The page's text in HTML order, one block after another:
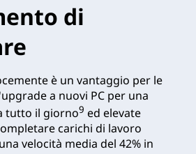
di
è un vantaggio per le
a nuovi PC per una
tutto il giorno9 ed elevate
carichi di lavoro
velocità media del 42% in